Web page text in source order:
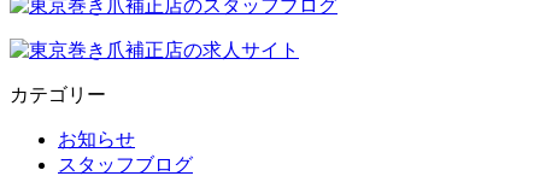
カテゴリー
お知らせ
スタッフブログ